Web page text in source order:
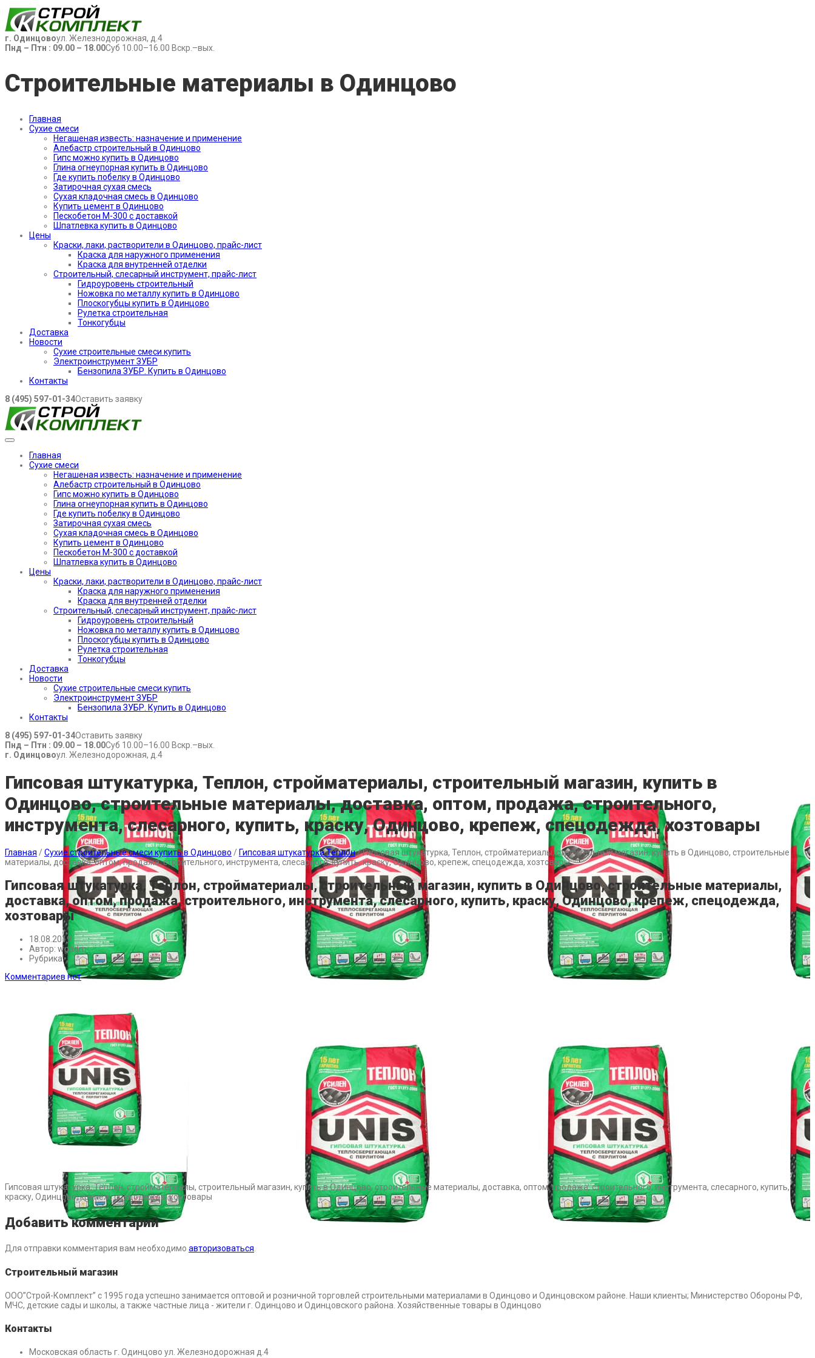
г. Одинцовоул. Железнодорожная, д.4
Пнд – Птн : 09.00 – 18.00Суб 10.00–16.00 Вскр.–вых.
Строительные материалы в Одинцово
Главная
Сухие смеси
Негашеная известь: назначение и применение
Алебастр строительный в Одинцово
Гипс можно купить в Одинцово
Глина огнеупорная купить в Одинцово
Где купить побелку в Одинцово
Затирочная сухая смесь
Сухая кладочная смесь в Одинцово
Купить цемент в Одинцово
Пескобетон М-300 с доставкой
Шпатлевка купить в Одинцово
Цены
Краски, лаки, растворители в Одинцово, прайс-лист
Краска для наружного применения
Краска для внутренней отделки
Строительный, слесарный инструмент, прайс-лист
Гидроуровень строительный
Ножовка по металлу купить в Одинцово
Плоскогубцы купить в Одинцово
Рулетка строительная
Тонкогубцы
Доставка
Новости
Сухие строительные смеси купить
Электроинструмент ЗУБР
Бензопила ЗУБР. Купить в Одинцово
Контакты
8 (495) 597-01-34Оставить заявку
Главная
Сухие смеси
Негашеная известь: назначение и применение
Алебастр строительный в Одинцово
Гипс можно купить в Одинцово
Глина огнеупорная купить в Одинцово
Где купить побелку в Одинцово
Затирочная сухая смесь
Сухая кладочная смесь в Одинцово
Купить цемент в Одинцово
Пескобетон М-300 с доставкой
Шпатлевка купить в Одинцово
Цены
Краски, лаки, растворители в Одинцово, прайс-лист
Краска для наружного применения
Краска для внутренней отделки
Строительный, слесарный инструмент, прайс-лист
Гидроуровень строительный
Ножовка по металлу купить в Одинцово
Плоскогубцы купить в Одинцово
Рулетка строительная
Тонкогубцы
Доставка
Новости
Сухие строительные смеси купить
Электроинструмент ЗУБР
Бензопила ЗУБР. Купить в Одинцово
Контакты
8 (495) 597-01-34Оставить заявку
Пнд – Птн : 09.00 – 18.00Суб 10.00–16.00 Вскр.–вых.
г. Одинцовоул. Железнодорожная, д.4
Гипсовая штукатурка, Теплон, стройматериалы, строительный магазин, купить в
Одинцово, строительные материалы, доставка, оптом, продажа, строительного,
инструмента, слесарного, купить, краску, Одинцово, крепеж, спецодежда, хозтовары
Главная /Сухие строительные смеси купить в Одинцово / Гипсовая штукатурка Теплон/Гипсовая штукатурка, Теплон, стройматериалы, строительный магазин, купить в Одинцово, строительные
материалы, доставка, оптом, продажа, строительного, инструмента, слесарного, купить, краску, Одинцово, крепеж, спецодежда, хозтовары
Гипсовая штукатурка, Теплон, стройматериалы, строительный магазин, купить в Одинцово, строительные материалы,
доставка, оптом, продажа, строительного, инструмента, слесарного, купить, краску, Одинцово, крепеж, спецодежда,
хозтовары
18.08.2019
Автор: wpadm
Рубрика:
Комментариев нет
Гипсовая штукатурка, Теплон, стройматериалы, строительный магазин, купить в Одинцово, строительные материалы, доставка, оптом, продажа, строительного, инструмента, слесарного, купить,
краску, Одинцово, крепеж, спецодежда, хозтовары
Добавить комментарий
Для отправки комментария вам необходимо авторизоваться.
Строительный магазин
ООО”Строй-Комплект” с 1995 года успешно занимается оптовой и розничной торговлей строительными материалами в Одинцово и Одинцовском районе. Наши клиенты; Министерство Обороны РФ,
МЧС, детские сады и школы, а также частные лица - жители г. Одинцово и Одинцовского района. Хозяйственные товары в Одинцово
Контакты
Московская область г. Одинцово ул. Железнодорожная д.4